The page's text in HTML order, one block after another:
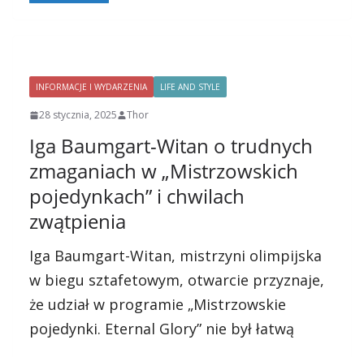
INFORMACJE I WYDARZENIA LIFE AND STYLE
28 stycznia, 2025 Thor
Iga Baumgart-Witan o trudnych
zmaganiach w „Mistrzowskich
pojedynkach” i chwilach
zwątpienia
Iga Baumgart-Witan, mistrzyni olimpijska
w biegu sztafetowym, otwarcie przyznaje,
że udział w programie „Mistrzowskie
pojedynki. Eternal Glory” nie był łatwą